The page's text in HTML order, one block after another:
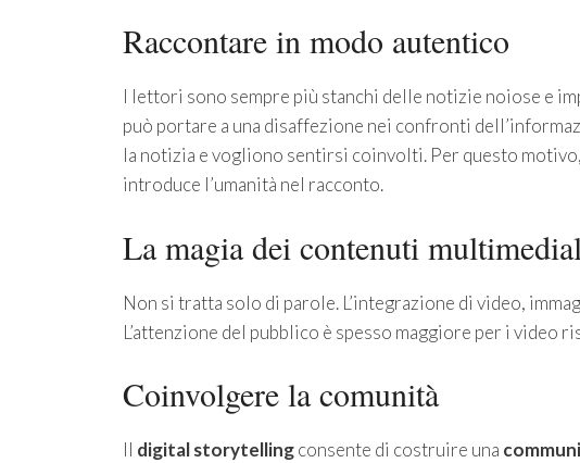
Raccontare in modo autentico
I lettori sono sempre più stanchi delle notizie noiose e
può portare a una disaffezione nei confronti
la notizia e vogliono sentirsi coinvolti. Per questo
introduce l’umanità nel racconto.
La magia dei contenuti
Non si tratta solo di parole. L’integrazione di video,
L’attenzione del pubblico è spesso maggiore per i video
Coinvolgere la comunità
Il digital storytellingconsente di costruire una